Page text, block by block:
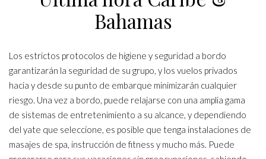
Bahamas
Los estrictos protocolos de higiene y seguridad a bordo
garantizarán la seguridad de su grupo, y los vuelos privados
hacia y desde su punto de embarque minimizarán cualquier
riesgo. Una vez a bordo, puede relajarse con una amplia gama
de sistemas de entretenimiento a su alcance, y dependiendo
del yate que seleccione, es posible que tenga instalaciones de
masajes de spa, instrucción de fitness y mucho más. Puede